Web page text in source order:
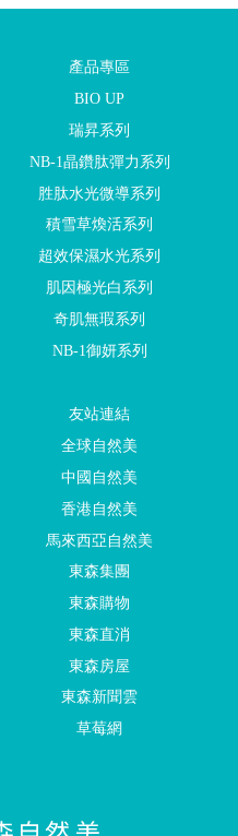
產品專區
BIO UP
瑞昇系列
NB-1晶鑽肽彈力系列
胜肽水光微導系列
積雪草煥活系列
超效保濕水光系列
肌因極光白系列
奇肌無瑕系列
NB-1御妍系列
友站連結
全球自然美
中國自然美
香港自然美
馬來西亞自然美
東森集團
東森購物
東森直消
東森房屋
東森新聞雲
草莓網